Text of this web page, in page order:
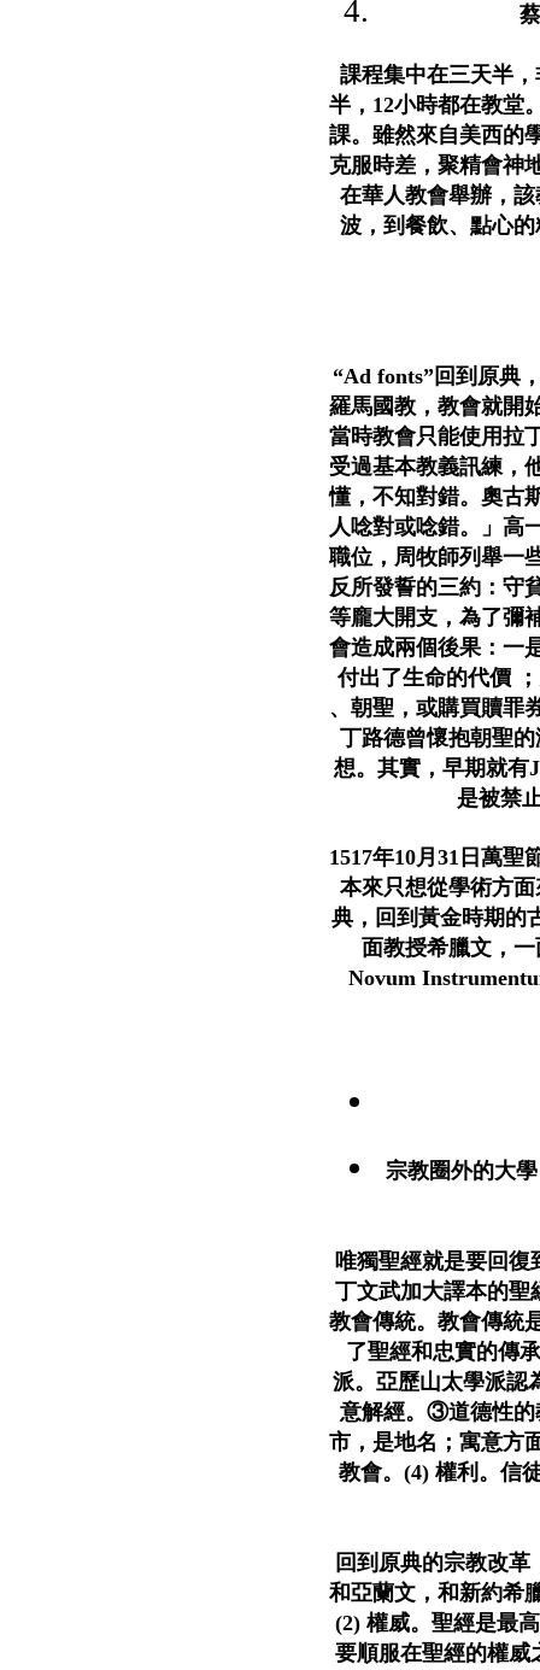
課程集中在三天半
半，12小時都在教堂
課。雖然來自美西的
克服時差，聚精會神
在華人教會舉辦，
波，到餐飲、點心
“Ad fonts”回到原典
羅馬國教，教會就開
當時教會只能使用拉
受過基本教義訊練，
懂，不知對錯。奧古
人唸對或唸錯。」高
職位，周牧師列舉一
反所發誓的三約：守
等龐大開支，為了彌
會造成兩個後果：一
付出了生命的代價
、朝聖，或購買贖罪
丁路德曾懷抱朝聖
想。其實，早期就有
是被禁
1517年10月31日萬
本來只想從學術方
典，回到黃金時期的
面教授希臘文，
Novum
宗教圈外的大
唯獨聖經就是要回復
丁文武加大譯本的聖
教會傳統。教會傳統
了聖經和忠實的傳
派。亞歷山太學派
意解經。③道德性的
市，是地名；寓意方
教會。(4) 權利。信
回到原典的宗教改
和亞蘭文，和新約希
(2) 權威。聖經是最
要順服在聖經的權威